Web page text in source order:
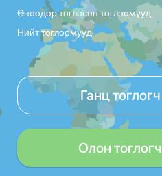
Өнөөдөр тоглосон тоглоомууд
Нийт тоглоомууд
Ганц тоглогч
Олон тоглогч